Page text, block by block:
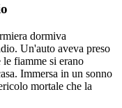
dormiva
Un'auto aveva preso
fiamme si erano
Immersa in un sonno
mortale che la